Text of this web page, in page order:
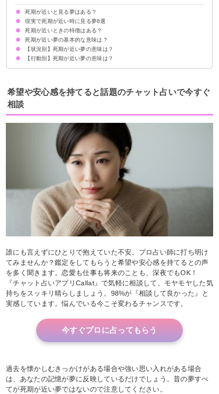
死期が近いと見る夢はある？
現実で死期が近い時に見る夢8選
亡くなった人が出てくる夢
亡くなったペットが出てくる夢
出かける身支度をする夢
昔を懐かしむ夢
走馬灯のような夢
鮮明な夢
心地の良い夢
綺麗な音を聞く夢
死期が近いときの特徴はある？
死期が近い夢の基本的な意味は？
①運気上昇の暗示
②死への恐怖の暗示
状況によって意味は決まる
【状況別】死期が近い夢の意味は？
余命宣告される夢【警告夢】
余命が明日までの夢【吉夢】
死を予告される夢【吉夢】
末期の病気の夢【凶夢】
事故で死にそうになる夢【警告夢】
【行動別】死期が近い夢の意味は？
死期が近くて残りの時間を楽しむ夢【吉夢】
死期が近くて泣く夢【警告夢】
死ぬのが怖い夢【警告夢】
死期が近くて準備をはじめる夢【吉夢】
死を覚悟する夢【吉夢】
希望や安心感を持てると話題のチャット占いで今すぐ
相談
誰にも言えずにひとりで抱えていた不安、プロ占い師に打ち明け
てみませんか？鑑定をしてもらうと希望や安心感を持てるとの声
を多く聞きます。恋愛も仕事も将来のことも、深夜でもOK！
『チャット占いアプリCallat』で気軽に相談して、モヤモヤした気
持ちをスッキリ晴らしましょう。98%が『相談して良かった』と
実感しています。悩んでいる今こそ変わるチャンスです。
今すぐプロに占ってもらう
過去を懐かしむきっかけがある場合や強い思い入れがある場合
は、あなたの記憶が夢に反映しているだけでしょう。昔の夢すべ
てが死期が近い夢ではないので注意してください。